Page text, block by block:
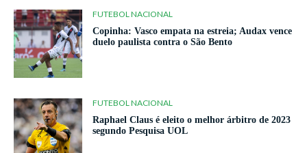
FUTEBOL NACIONAL
Copinha: Vasco empata na estreia; Audax vence
duelo paulista contra o São Bento
FUTEBOL NACIONAL
Raphael Claus é eleito o melhor árbitro de 2023
segundo Pesquisa UOL